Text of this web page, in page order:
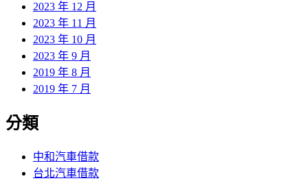
2023 年 12 月
2023 年 11 月
2023 年 10 月
2023 年 9 月
2019 年 8 月
2019 年 7 月
分類
中和汽車借款
台北汽車借款